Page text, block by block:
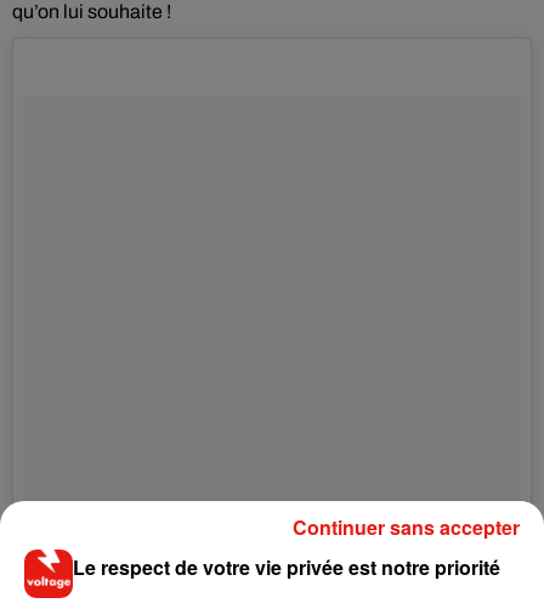
qu’on lui souhaite !
Le respect de votre vie privée est notre priorité
Continuer sans accepter